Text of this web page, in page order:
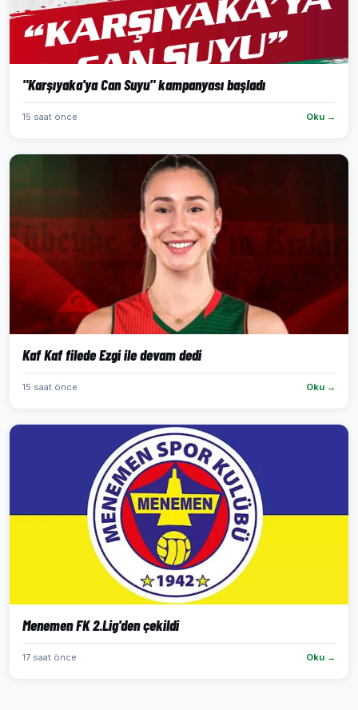
"Karşıyaka'ya Can Suyu" kampanyası başladı
15 saat önce Oku →
Kaf Kaf filede Ezgi ile devam dedi
15 saat önce Oku →
Menemen FK 2.Lig'den çekildi
17 saat önce Oku →